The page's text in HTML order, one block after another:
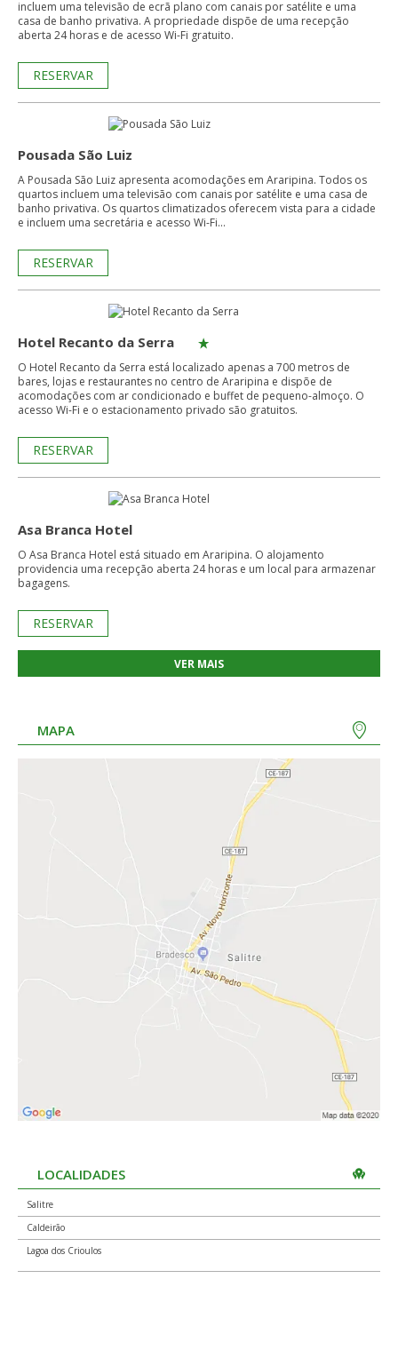
incluem uma televisão de ecrã plano com canais por satélite e uma
casa de banho privativa. A propriedade dispõe de uma recepção
aberta 24 horas e de acesso Wi-Fi gratuito.
RESERVAR
Pousada São Luiz
A Pousada São Luiz apresenta acomodações em Araripina. Todos os
quartos incluem uma televisão com canais por satélite e uma casa de
banho privativa. Os quartos climatizados oferecem vista para a cidade
e incluem uma secretária e acesso Wi-Fi...
RESERVAR
Hotel Recanto da Serra
O Hotel Recanto da Serra está localizado apenas a 700 metros de
bares, lojas e restaurantes no centro de Araripina e dispõe de
acomodações com ar condicionado e buffet de pequeno-almoço. O
acesso Wi-Fi e o estacionamento privado são gratuitos.
RESERVAR
Asa Branca Hotel
O Asa Branca Hotel está situado em Araripina. O alojamento
providencia uma recepção aberta 24 horas e um local para armazenar
bagagens.
RESERVAR
VER MAIS
MAPA
LOCALIDADES
Salitre
Caldeirão
Lagoa dos Crioulos